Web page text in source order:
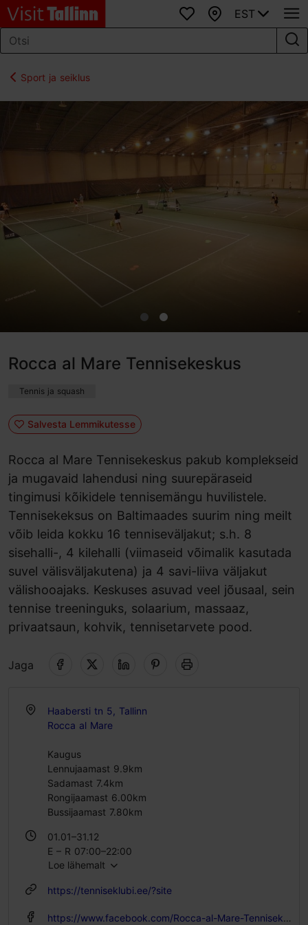
Lemmikud
Kaart
EST
Sport ja seiklus
Rocca al Mare Tennisekeskus
Tennis ja squash
Salvesta Lemmikutesse
Rocca al Mare Tennisekeskus pakub komplekseid
ja mugavaid lahendusi ning suurepäraseid
tingimusi kõikidele tennisemängu huvilistele.
Tennisekeksus on Baltimaades suurim ning meilt
võib leida kokku 16 tenniseväljakut; s.h. 8
sisehalli-, 4 kilehalli (viimaseid võimalik kasutada
suvel välisväljakutena) ja 4 savi-liiva väljakut
välishooajaks. Keskuses asuvad veel jõusaal, sein
tennise treeninguks, solaarium, massaaz,
privaatsaun, kohvik, tennisetarvete pood.
Jaga
Haabersti tn 5, Tallinn
Rocca al Mare
Kaugus
Lennujaamast 9.9km
Sadamast 7.4km
Rongijaamast 6.00km
Bussijaamast 7.80km
01.01–31.12
E – R 07:00–22:00
L – P 09:00–21:30
Loe lähemalt
https://tenniseklubi.ee/?site
https://www.facebook.com/Rocca-al-Mare-Tennisekeskus-189011824445080/?_rdr